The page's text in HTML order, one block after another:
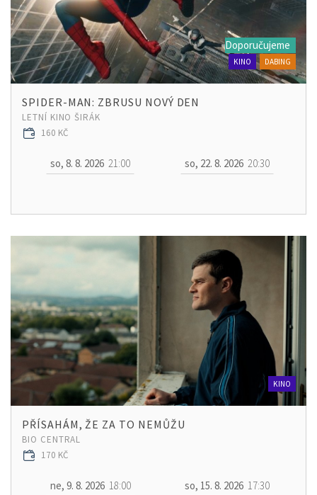
Doporučujeme
KINO DABING
SPIDER-MAN: ZBRUSU NOVÝ DEN
LETNÍ KINO ŠIRÁK
160 KČ
so, 8. 8. 2026 21:00 so, 22. 8. 2026 20:30
KINO
PŘÍSAHÁM, ŽE ZA TO NEMŮŽU
BIO CENTRAL
170 KČ
ne, 9. 8. 2026 18:00 so, 15. 8. 2026 17:30